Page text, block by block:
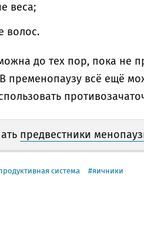
веса;
волос.
до тех пор, пока не
пременопаузу всё ещё
предвестники
система яичники